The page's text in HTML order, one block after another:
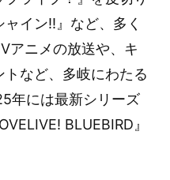
イン!!』など、多く
アニメの放送や、キ
など、多岐にわたる
年には最新シリーズ
BLUEBIRD』